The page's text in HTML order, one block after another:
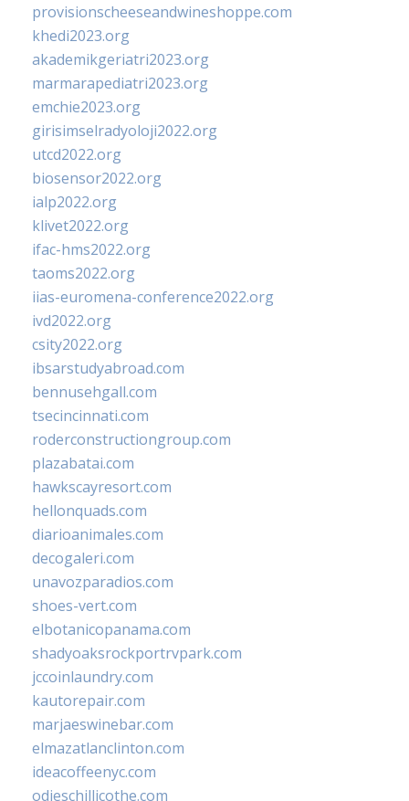
provisionscheeseandwineshoppe.com
khedi2023.org
akademikgeriatri2023.org
marmarapediatri2023.org
emchie2023.org
girisimselradyoloji2022.org
utcd2022.org
biosensor2022.org
ialp2022.org
klivet2022.org
ifac-hms2022.org
taoms2022.org
iias-euromena-conference2022.org
ivd2022.org
csity2022.org
ibsarstudyabroad.com
bennusehgall.com
tsecincinnati.com
roderconstructiongroup.com
plazabatai.com
hawkscayresort.com
hellonquads.com
diarioanimales.com
decogaleri.com
unavozparadios.com
shoes-vert.com
elbotanicopanama.com
shadyoaksrockportrvpark.com
jccoinlaundry.com
kautorepair.com
marjaeswinebar.com
elmazatlanclinton.com
ideacoffeenyc.com
odieschillicothe.com